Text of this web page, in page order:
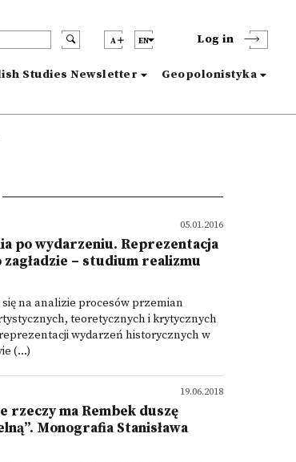
A EN Log in
Studies Newsletter Geopolonistyka
05.01.2016
po wydarzeniu. Reprezentacja
– studium realizmu
na analizie procesów przemian
teoretycznych i krytycznych
wydarzeń historycznych w
(...)
19.06.2018
rzeczy ma Rembek duszę
Monografia Stanisława